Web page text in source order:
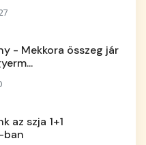
- Mekkora összeg jár
az szja 1+1
ban